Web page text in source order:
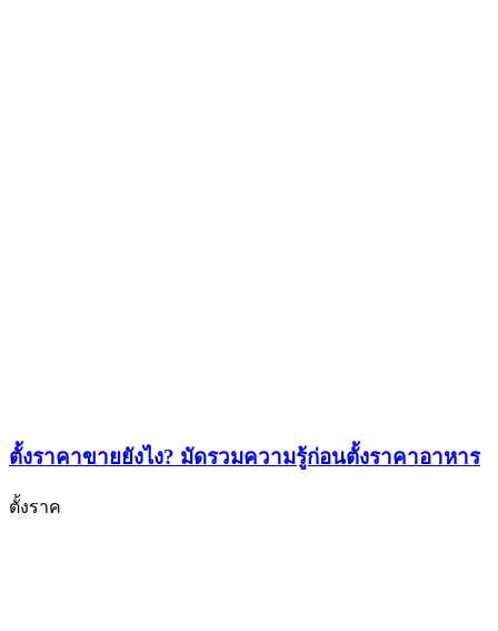
ตั้งราคาขายยังไง? มัดรวมความรู้ก่อนตั้งราคาอาหาร
ตั้งราค